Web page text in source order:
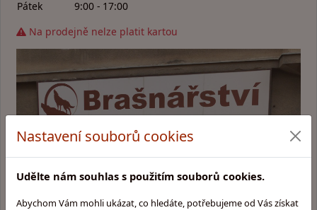
Nastavení souborů cookies
Udělte nám souhlas s použitím souborů cookies.
Abychom Vám mohli ukázat, co hledáte, potřebujeme od Vás získat
Pátek
9:00 - 17:00
Na prodejně nelze platit kartou